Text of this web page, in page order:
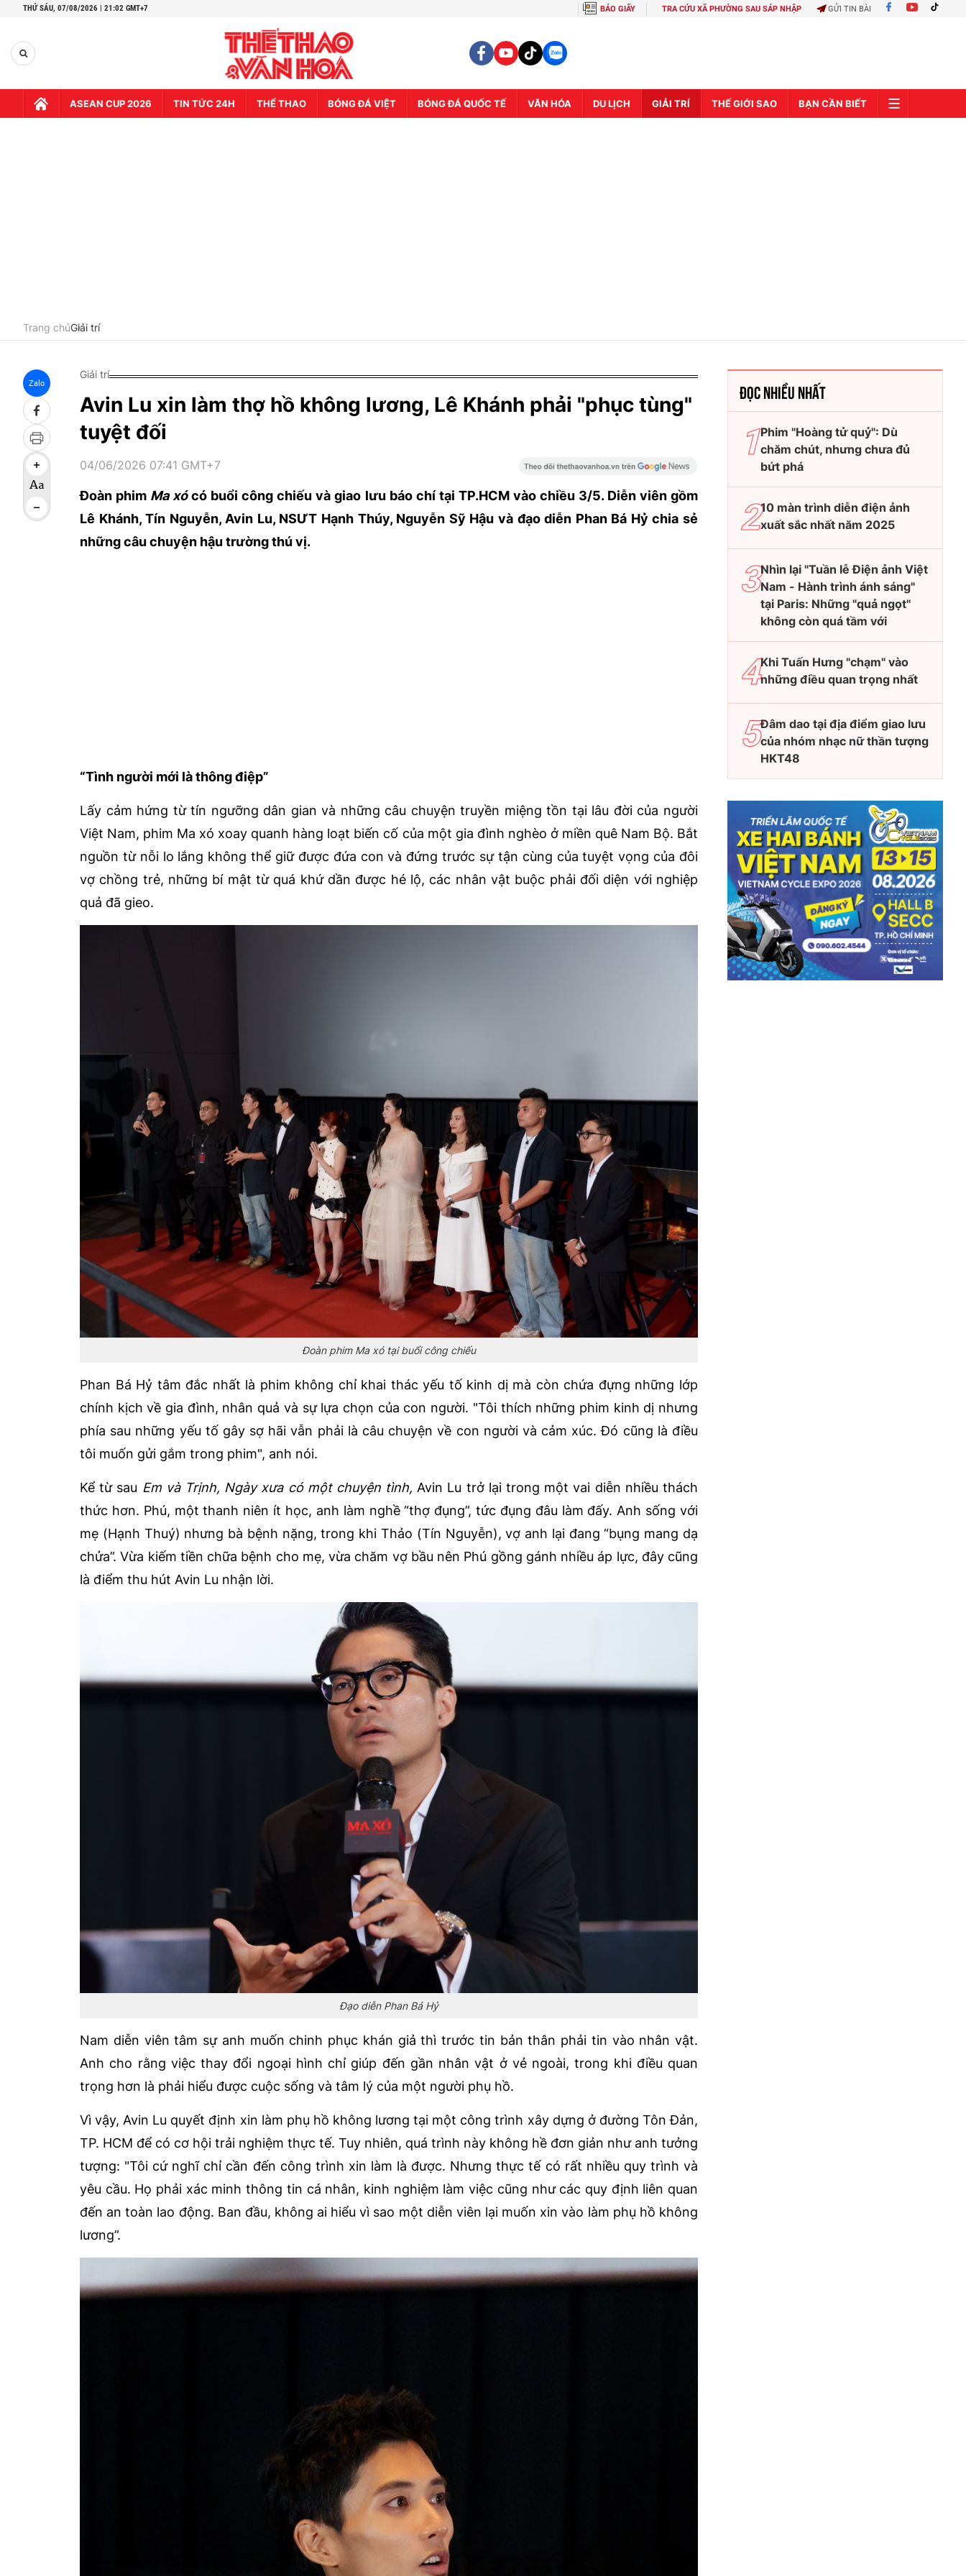
THỨ SÁU, 07/08/2026 | 21:02 GMT+7 BÁO GIẤY TRA CỨU XÃ PHƯỜNG SAU SÁP NHẬP GỬI TIN BÀI
ASEAN CUP 2026 TIN TỨC 24H THỂ THAO BÓNG ĐÁ VIỆT BÓNG ĐÁ QUỐC TẾ VĂN HÓA DU LỊCH GIẢI TRÍ THẾ GIỚI SAO BẠN CẦN BIẾT
Trang chủGiải trí
Zalo
Giải trí
Avin Lu xin làm thợ hồ không lương, Lê Khánh phải "phục tùng"
tuyệt đối
04/06/2026 07:41 GMT+7
Đoàn phim Ma xócó buổi công chiếu và giao lưu báo chí tại TP.HCM vào chiều 3/5. Diễn viên gồm
Lê Khánh, Tín Nguyễn, Avin Lu, NSƯT Hạnh Thúy, Nguyễn Sỹ Hậu và đạo diễn Phan Bá Hỷ chia sẻ
những câu chuyện hậu trường thú vị.
“Tình người mới là thông điệp”
Lấy cảm hứng từ tín ngưỡng dân gian và những câu chuyện truyền miệng tồn tại lâu đời của người
Việt Nam, phim Ma xó xoay quanh hàng loạt biến cố của một gia đình nghèo ở miền quê Nam Bộ. Bắt
nguồn từ nỗi lo lắng không thể giữ được đứa con và đứng trước sự tận cùng của tuyệt vọng của đôi
vợ chồng trẻ, những bí mật từ quá khứ dần được hé lộ, các nhân vật buộc phải đối diện với nghiệp
quả đã gieo.
Đoàn phim Ma xó tại buổi công chiếu
Phan Bá Hỷ tâm đắc nhất là phim không chỉ khai thác yếu tố kinh dị mà còn chứa đựng những lớp
chính kịch về gia đình, nhân quả và sự lựa chọn của con người. "Tôi thích những phim kinh dị nhưng
phía sau những yếu tố gây sợ hãi vẫn phải là câu chuyện về con người và cảm xúc. Đó cũng là điều
tôi muốn gửi gắm trong phim", anh nói.
Kể từ sau Em và Trịnh, Ngày xưa có một chuyện tình, Avin Lu trở lại trong một vai diễn nhiều thách
thức hơn. Phú, một thanh niên ít học, anh làm nghề “thợ đụng”, tức đụng đâu làm đấy. Anh sống với
mẹ (Hạnh Thuý) nhưng bà bệnh nặng, trong khi Thảo (Tín Nguyễn), vợ anh lại đang “bụng mang dạ
chửa”. Vừa kiếm tiền chữa bệnh cho mẹ, vừa chăm vợ bầu nên Phú gồng gánh nhiều áp lực, đây cũng
là điểm thu hút Avin Lu nhận lời.
Đạo diễn Phan Bá Hỷ
Nam diễn viên tâm sự anh muốn chinh phục khán giả thì trước tin bản thân phải tin vào nhân vật.
Anh cho rằng việc thay đổi ngoại hình chỉ giúp đến gần nhân vật ở vẻ ngoài, trong khi điều quan
trọng hơn là phải hiểu được cuộc sống và tâm lý của một người phụ hồ.
Vì vậy, Avin Lu quyết định xin làm phụ hồ không lương tại một công trình xây dựng ở đường Tôn Đản,
TP. HCM để có cơ hội trải nghiệm thực tế. Tuy nhiên, quá trình này không hề đơn giản như anh tưởng
tượng: "Tôi cứ nghĩ chỉ cần đến công trình xin làm là được. Nhưng thực tế có rất nhiều quy trình và
yêu cầu. Họ phải xác minh thông tin cá nhân, kinh nghiệm làm việc cũng như các quy định liên quan
đến an toàn lao động. Ban đầu, không ai hiểu vì sao một diễn viên lại muốn xin vào làm phụ hồ không
lương”.
ĐỌC NHIỀU NHẤT
Phim "Hoàng tử quỷ": Dù
chăm chút, nhưng chưa đủ
bứt phá
10 màn trình diễn điện ảnh
xuất sắc nhất năm 2025
Nhìn lại "Tuần lễ Điện ảnh Việt
Nam - Hành trình ánh sáng"
tại Paris: Những "quả ngọt"
không còn quá tầm với
Khi Tuấn Hưng "chạm" vào
những điều quan trọng nhất
Đâm dao tại địa điểm giao lưu
của nhóm nhạc nữ thần tượng
HKT48